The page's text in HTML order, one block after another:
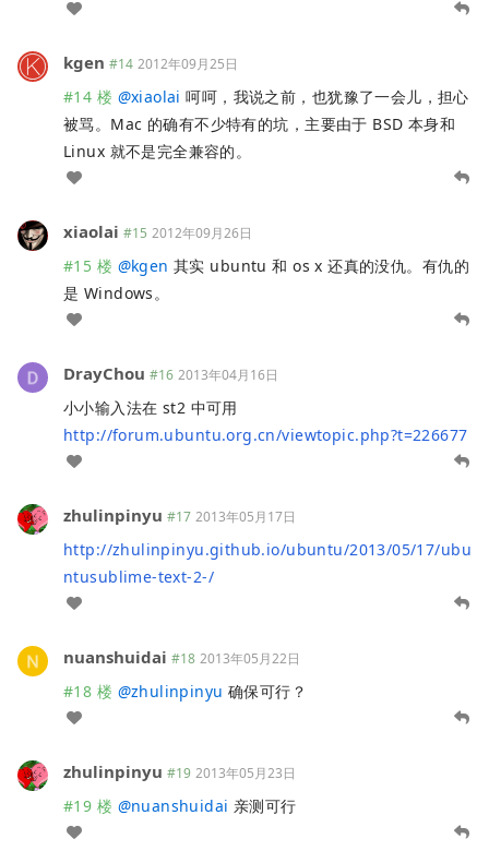
kgen #14 2012年09月25日
#14 楼 @xiaolai 呵呵，我说之前，也犹豫了一会儿，担心
被骂。Mac 的确有不少特有的坑，主要由于 BSD 本身和
Linux 就不是完全兼容的。
xiaolai #15 2012年09月26日
#15 楼 @kgen 其实 ubuntu 和 os x 还真的没仇。有仇的
是 Windows。
DrayChou #16 2013年04月16日
小小输入法在 st2 中可用
http://forum.ubuntu.org.cn/viewtopic.php?t=226677
zhulinpinyu #17 2013年05月17日
http://zhulinpinyu.github.io/ubuntu/2013/05/17/ubu
ntusublime-text-2-/
nuanshuidai #18 2013年05月22日
#18 楼 @zhulinpinyu 确保可行？
zhulinpinyu #19 2013年05月23日
#19 楼 @nuanshuidai 亲测可行